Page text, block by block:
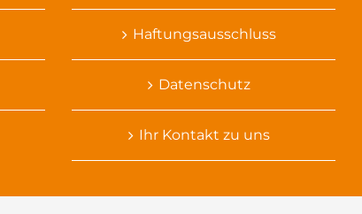
Haftungsausschluss
Datenschutz
Ihr Kontakt zu uns